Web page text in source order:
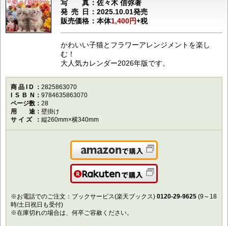
写真佐々木 信弥著
発売日 2025.10.01発売
販売価格
本体1,400円+税
かわいい子猫とフラワーアレンジメントを楽し
む！
大人気カレンダー2026年版です。
商品ID
2825863070
ISBN
9784635863070
ページ数
28
用途壁掛け
サイズ
縦260mm×横340mm
Amazonで購入
楽天で購入
※お電話でのご注文：ブックサービス(楽天ブックス) 0120-29-9625 (9～18
時/土日祝日も受付)
※在庫切れの場合は、何卒ご容赦ください。